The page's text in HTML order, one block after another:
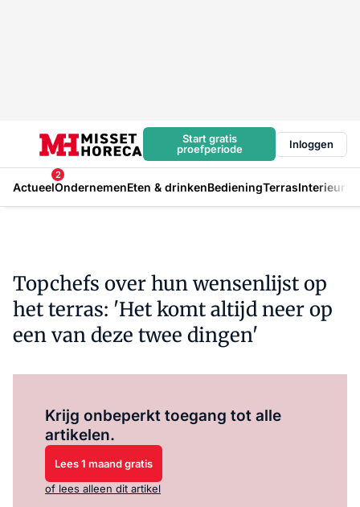
Start gratis
proefperiode
Inloggen
Actueel
2
OndernemenEten & drinkenBedieningTerrasInterieur
Topchefs over hun wensenlijst op
het terras: 'Het komt altijd neer op
een van deze twee dingen'
Krijg onbeperkt toegang tot alle
artikelen.
Lees 1 maand gratis
of lees alleen dit artikel